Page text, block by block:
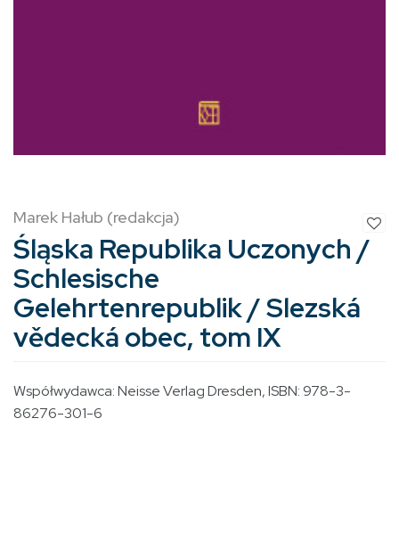
Marek Hałub (redakcja)
Śląska Republika Uczonych /
Schlesische
Gelehrtenrepublik / Slezská
vědecká obec, tom IX
Współwydawca: Neisse Verlag Dresden, ISBN:978-3-
86276-301-6